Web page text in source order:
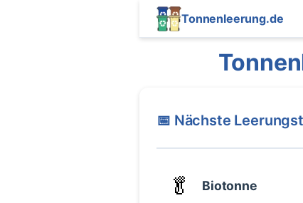
Tonnenleerung.de
📅 Nächste
🥬 Biotonne